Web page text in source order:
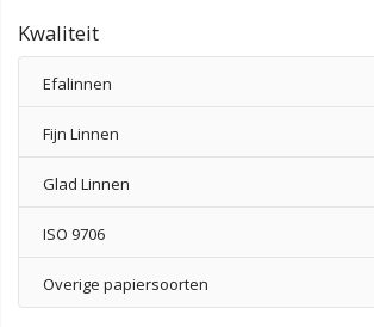
Kwaliteit
Efalinnen
Fijn Linnen
Glad Linnen
ISO 9706
Overige papiersoorten